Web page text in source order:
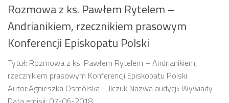
Rozmowa z ks. Pawłem Rytelem –
Andrianikiem, rzecznikiem prasowym
Konferencji Episkopatu Polski
Tytuł: Rozmowa z ks. Pawłem Rytelem – Andrianikiem,
rzecznikiem prasowym Konferencji Episkopatu Polski
Autor:Agnieszka Osmólska – Ilczuk Nazwa audycji: Wywiady